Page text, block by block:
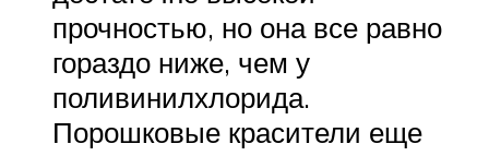
прочностью, но она все равно
гораздо ниже, чем у
поливинилхлорида.
Порошковые красители еще